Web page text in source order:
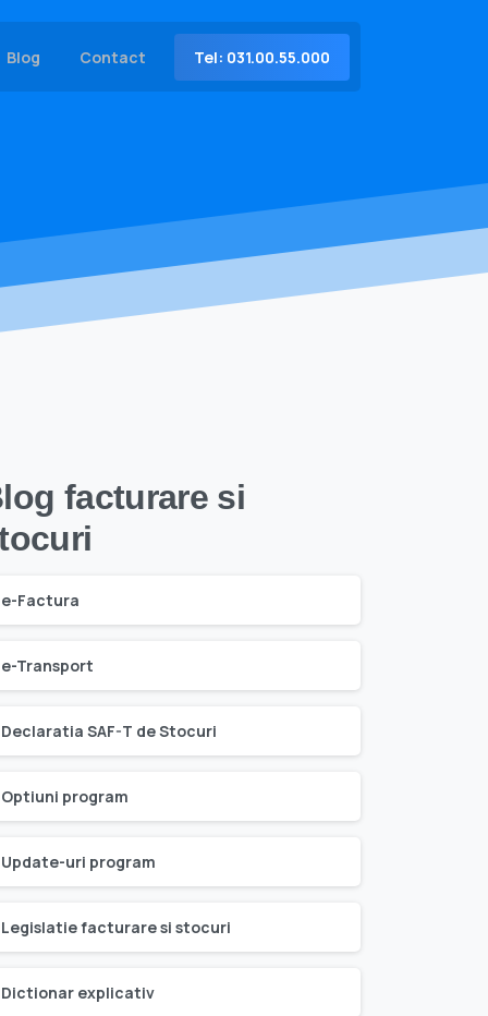
Blog Contact Tel: 031.00.55.000
facturare si
e-Factura
e-Transport
Declaratia SAF-T de Stocuri
Optiuni program
Update-uri program
Legislatie facturare si stocuri
Dictionar explicativ